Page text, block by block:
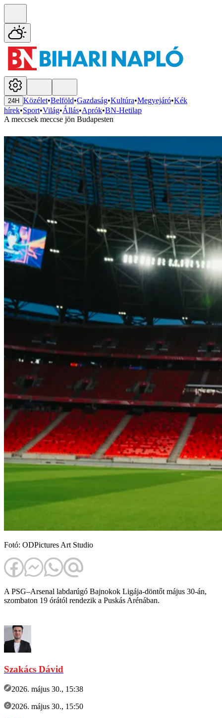
24H Közélet•Belföld•Gazdaság•Kultúra•Megyejáró•Kék
hírek•Sport•Világ•Állás•Aprók•BN-Hetilap
A meccsek meccse jön Budapesten
Fotó: ODPictures Art Studio
A PSG–Arsenal labdarúgó Bajnokok Ligája-döntőt május 30-án,
szombaton 19 órától rendezik a Puskás Arénában.
Szakács Dávid
2026. május 30., 15:38
2026. május 30., 15:50